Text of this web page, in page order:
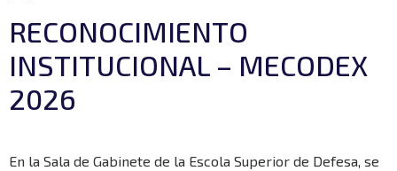
RECONOCIMIENTO
INSTITUCIONAL – MECODEX
2026
En la Sala de Gabinete de la Escola Superior de Defesa, se